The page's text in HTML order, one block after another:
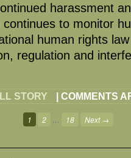
harassment
to monitor
human rights
regulation and
STORY COMMENTS
1 2 18 Next →